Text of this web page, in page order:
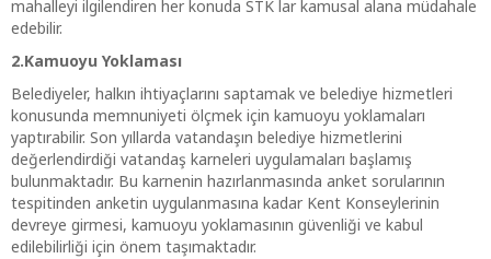
mahalleyi ilgilendiren her konuda STK lar kamusal alana müdahale
edebilir.
2.Kamuoyu Yoklaması
Belediyeler, halkın ihtiyaçlarını saptamak ve belediye hizmetleri
konusunda memnuniyeti ölçmek için kamuoyu yoklamaları
yaptırabilir. Son yıllarda vatandaşın belediye hizmetlerini
değerlendirdiği vatandaş karneleri uygulamaları başlamış
bulunmaktadır. Bu karnenin hazırlanmasında anket sorularının
tespitinden anketin uygulanmasına kadar Kent Konseylerinin
devreye girmesi, kamuoyu yoklamasının güvenliği ve kabul
edilebilirliği için önem taşımaktadır.